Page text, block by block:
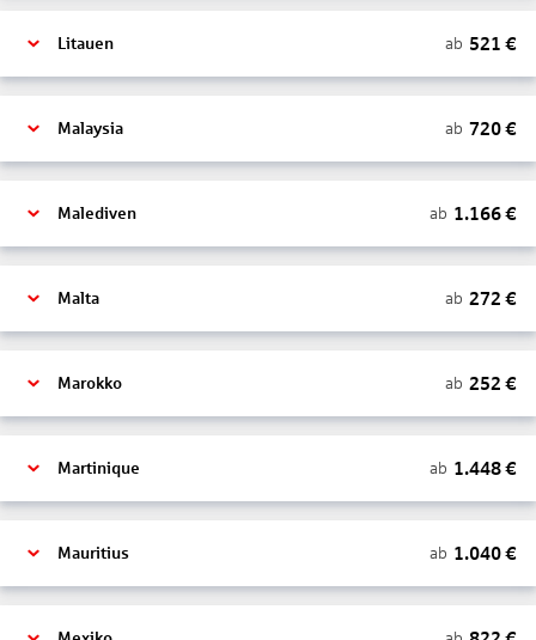
Litauen ab 521 €
Malaysia ab 720€
Malediven ab 1.166€
Malta ab 272 €
Marokko ab 252 €
Martinique ab 1.448€
Mauritius ab 1.040€